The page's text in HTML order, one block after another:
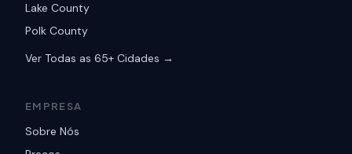
Lake County
Polk County
Ver Todas as 65+ Cidades →
EMPRESA
Sobre Nós